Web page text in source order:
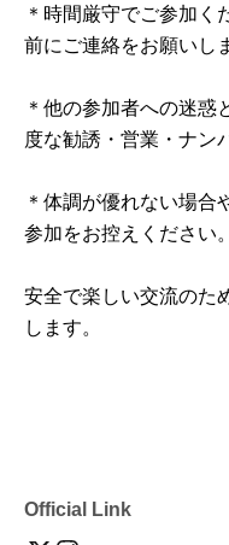
＊時間厳守でご参加く
前にご連絡をお願いし
＊他の参加者への迷惑
度な勧誘・営業・ナン
＊体調が優れない場合
参加をお控えください。
安全で楽しい交流のた
します。
Official Link